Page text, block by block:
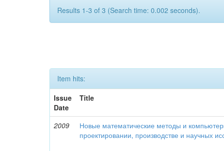
Results 1-3 of 3 (Search time: 0.002 seconds).
Item hits:
Issue
Date
Title
2009
Новые математические методы и
проектировании, производстве и научных